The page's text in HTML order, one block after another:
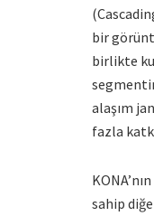
bir
birlikte
alaşım
fazla
sahip